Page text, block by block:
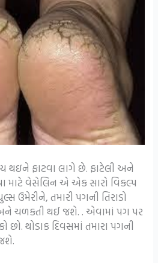
થઇને ફાટવા લાગે છે. ફાટેલી અને
માટે વેસેલિન એ એક સારો વિકલ્પ
ઉમેરીને, તમારી પગની તિરાડો
ચળકતી થઈ જશે. . એવામાં પગ પર
થોડાક દિવસમાં તમારા પગની